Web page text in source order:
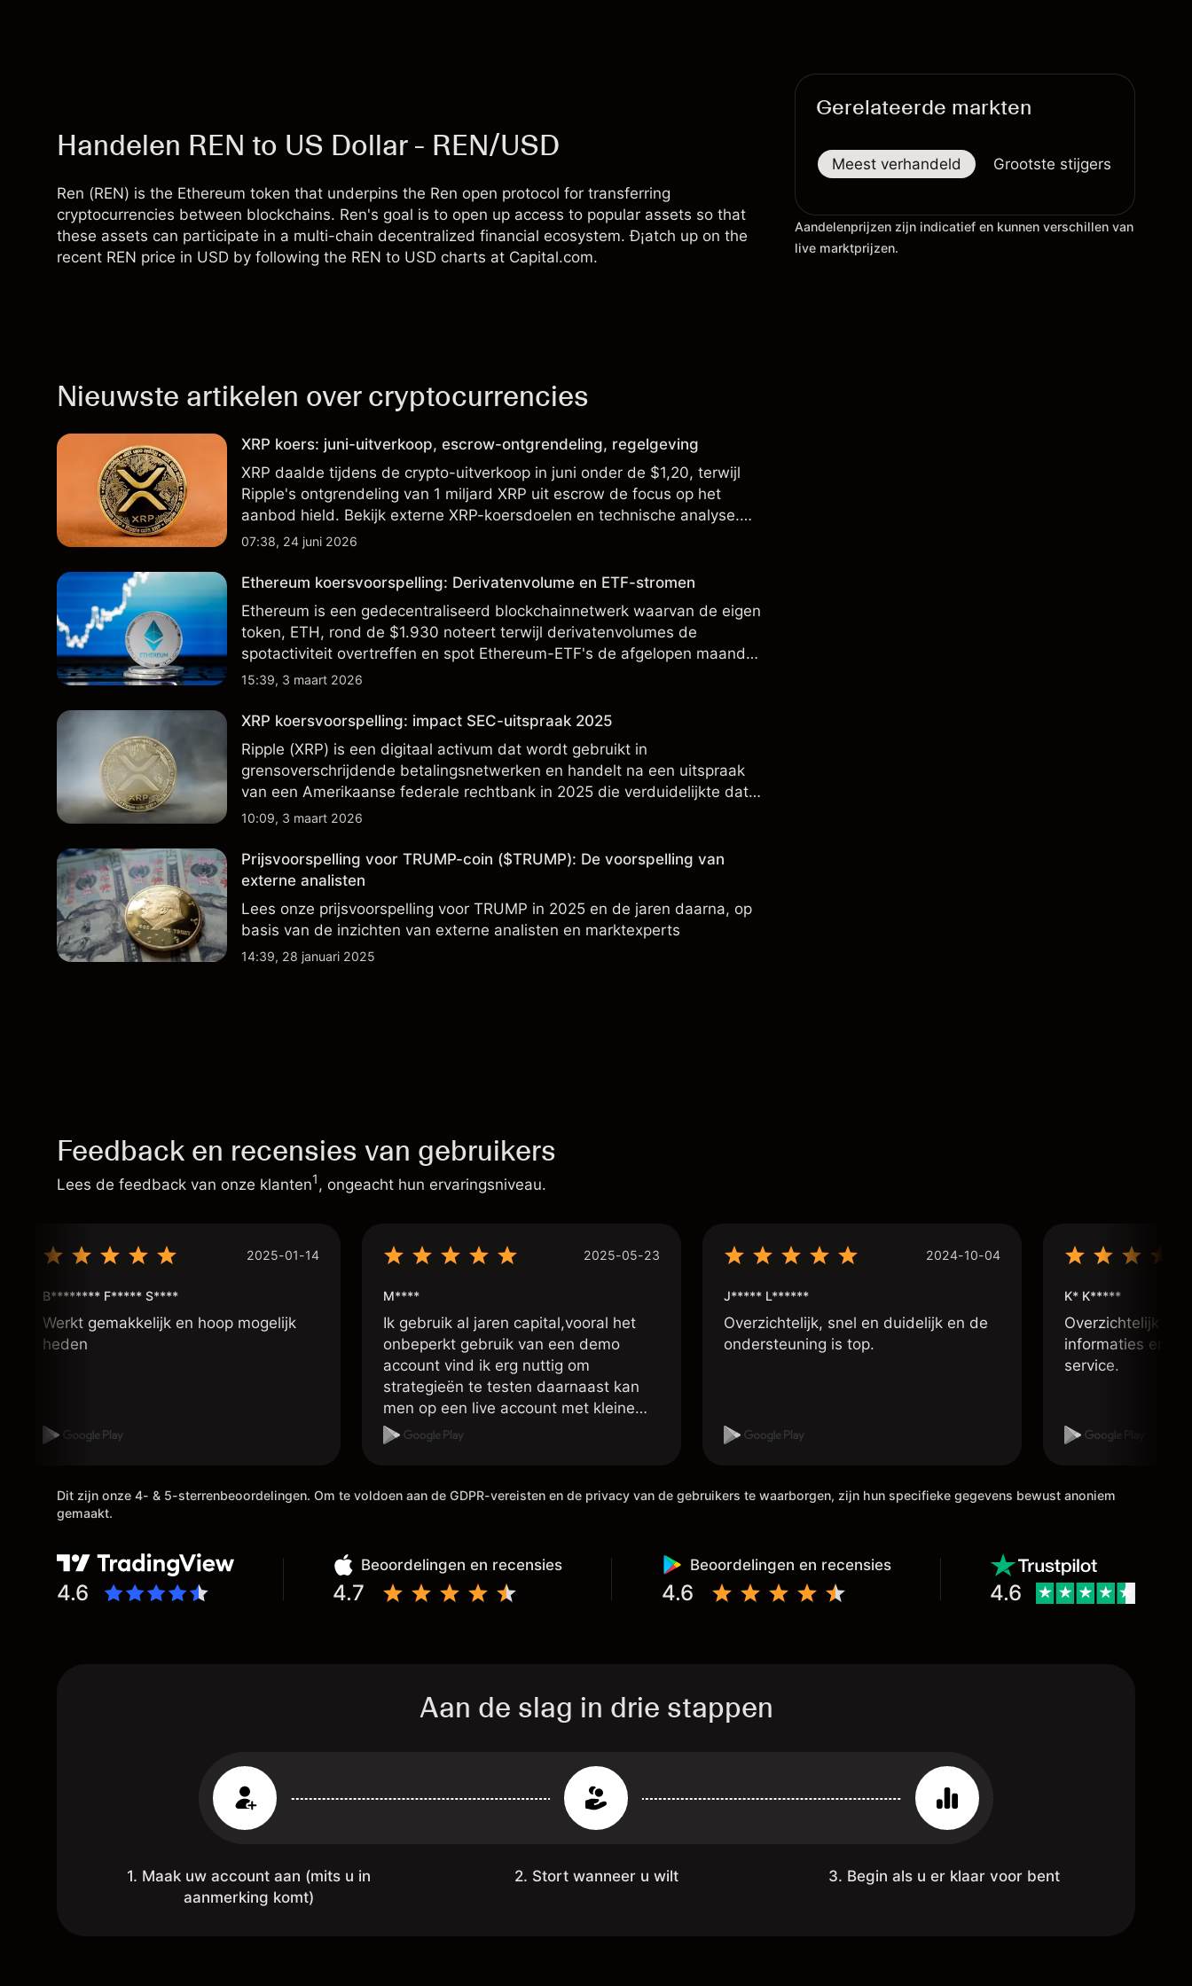
Handelen REN to US Dollar - REN/USD
Ren (REN) is the Ethereum token that underpins the Ren open protocol for transferring
cryptocurrencies between blockchains. Ren's goal is to open up access to popular assets so that
these assets can participate in a multi-chain decentralized financial ecosystem. Ð¡atch up on the
recent REN price in USD by following the REN to USD charts at Capital.com.
Nieuwste artikelen over cryptocurrencies
XRP koers: juni-uitverkoop, escrow-ontgrendeling, regelgeving
XRP daalde tijdens de crypto-uitverkoop in juni onder de $1,20, terwijl
Ripple's ontgrendeling van 1 miljard XRP uit escrow de focus op het
aanbod hield. Bekijk externe XRP-koersdoelen en technische analyse.
Eerdere prestaties zijn geen betrouwbare indicator voor toekomstige
07:38, 24 juni 2026
Ethereum koersvoorspelling: Derivatenvolume en ETF-stromen
Ethereum is een gedecentraliseerd blockchainnetwerk waarvan de eigen
token, ETH, rond de $1.930 noteert terwijl derivatenvolumes de
spotactiviteit overtreffen en spot Ethereum-ETF's de afgelopen maanden
gemengde stromen rapporteren.
15:39, 3 maart 2026
XRP koersvoorspelling: impact SEC-uitspraak 2025
Ripple (XRP) is een digitaal activum dat wordt gebruikt in
grensoverschrijdende betalingsnetwerken en handelt na een uitspraak
van een Amerikaanse federale rechtbank in 2025 die verduidelijkte dat
retailverkopen van XRP op publieke beurzen geen effecten zijn.
10:09, 3 maart 2026
Prijsvoorspelling voor TRUMP-coin ($TRUMP): De voorspelling van
externe analisten
Lees onze prijsvoorspelling voor TRUMP in 2025 en de jaren daarna, op
basis van de inzichten van externe analisten en marktexperts
14:39, 28 januari 2025
Gerelateerde markten
Meest verhandeld Grootste stijgers
Aandelenprijzen zijn indicatief en kunnen verschillen van
live marktprijzen.
Feedback en recensies van gebruikers
Lees de feedback van onze klanten1, ongeacht hun ervaringsniveau.
2025-01-14
B******** F***** S****
Werkt gemakkelijk en hoop mogelijk
heden
2025-05-23
M****
Ik gebruik al jaren capital,vooral het
onbeperkt gebruik van een demo
account vind ik erg nuttig om
strategieën te testen daarnaast kan
men op een live account met kleine
posities handelen om zo ervaring op te
hefboom is handig ,tevens is het laten
staat het al op je eigen externe wallet
2024-10-04
J***** L******
Overzichtelijk, snel en duidelijk en de
ondersteuning is top.
K* K*****
Overzichtelijk
informaties en
service.
Dit zijn onze 4- & 5-sterrenbeoordelingen. Om te voldoen aan de GDPR-vereisten en de privacy van de gebruikers te waarborgen, zijn hun specifieke gegevens bewust anoniem
gemaakt.
4.6
Beoordelingen en recensies
4.7
Beoordelingen en recensies
4.6 4.6
Aan de slag in drie stappen
1. Maak uw account aan (mits u in
aanmerking komt)
2. Stort wanneer u wilt 3. Begin als u er klaar voor bent